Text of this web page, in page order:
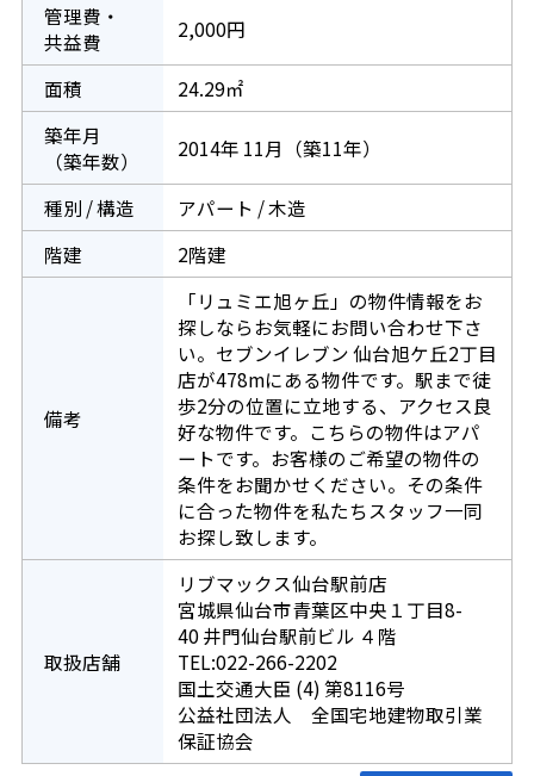
管理費・
共益費
2,000円
面積
24.29㎡
築年月
（築年数）
2014年 11月（築11年）
種別 / 構造
アパート / 木造
階建
2階建
備考
「リュミエ旭ヶ丘」の物件情報をお
探しならお気軽にお問い合わせ下さ
い。セブンイレブン 仙台旭ケ丘2丁目
店が478mにある物件です。駅まで徒
歩2分の位置に立地する、アクセス良
好な物件です。こちらの物件はアパ
ートです。お客様のご希望の物件の
条件をお聞かせください。その条件
に合った物件を私たちスタッフ一同
お探し致します。
取扱店舗
リブマックス仙台駅前店
宮城県仙台市青葉区中央１丁目8-
40 井門仙台駅前ビル ４階
TEL:022-266-2202
国土交通大臣 (4) 第8116号
公益社団法人 全国宅地建物取引業
保証協会